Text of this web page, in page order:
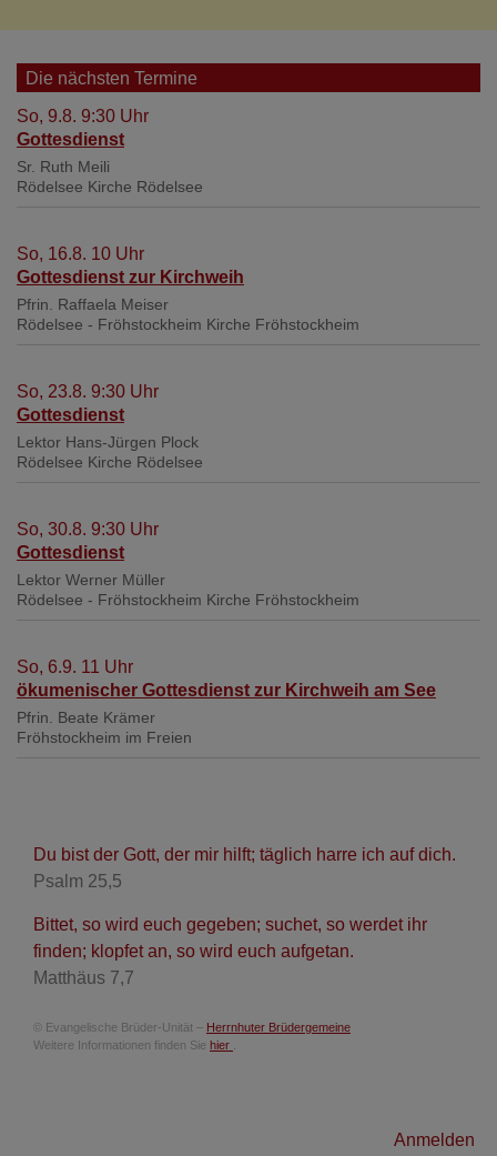
Die nächsten Termine
So, 9.8. 9:30 Uhr
Gottesdienst
Sr. Ruth Meili
Rödelsee Kirche Rödelsee
So, 16.8. 10 Uhr
Gottesdienst zur Kirchweih
Pfrin. Raffaela Meiser
Rödelsee - Fröhstockheim Kirche Fröhstockheim
So, 23.8. 9:30 Uhr
Gottesdienst
Lektor Hans-Jürgen Plock
Rödelsee Kirche Rödelsee
So, 30.8. 9:30 Uhr
Gottesdienst
Lektor Werner Müller
Rödelsee - Fröhstockheim Kirche Fröhstockheim
So, 6.9. 11 Uhr
ökumenischer Gottesdienst zur Kirchweih am See
Pfrin. Beate Krämer
Fröhstockheim im Freien
Du bist der Gott, der mir hilft; täglich harre ich auf dich.
Psalm 25,5
Bittet, so wird euch gegeben; suchet, so werdet ihr
finden; klopfet an, so wird euch aufgetan.
Matthäus 7,7
© Evangelische Brüder-Unität – Herrnhuter Brüdergemeine
Weitere Informationen finden Sie hier
Anmelden